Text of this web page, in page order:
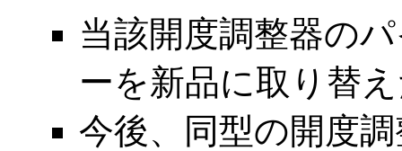
当該開度調整器の
ーを新品に取り替
今後、同型の開度